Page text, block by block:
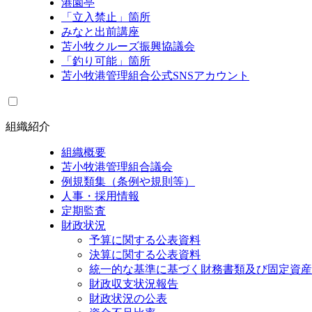
港園亭
「立入禁止」箇所
みなと出前講座
苫小牧クルーズ振興協議会
「釣り可能」箇所
苫小牧港管理組合公式SNSアカウント
組織紹介
組織概要
苫小牧港管理組合議会
例規類集（条例や規則等）
人事・採用情報
定期監査
財政状況
予算に関する公表資料
決算に関する公表資料
統一的な基準に基づく財務書類及び固定資
財政収支状況報告
財政状況の公表